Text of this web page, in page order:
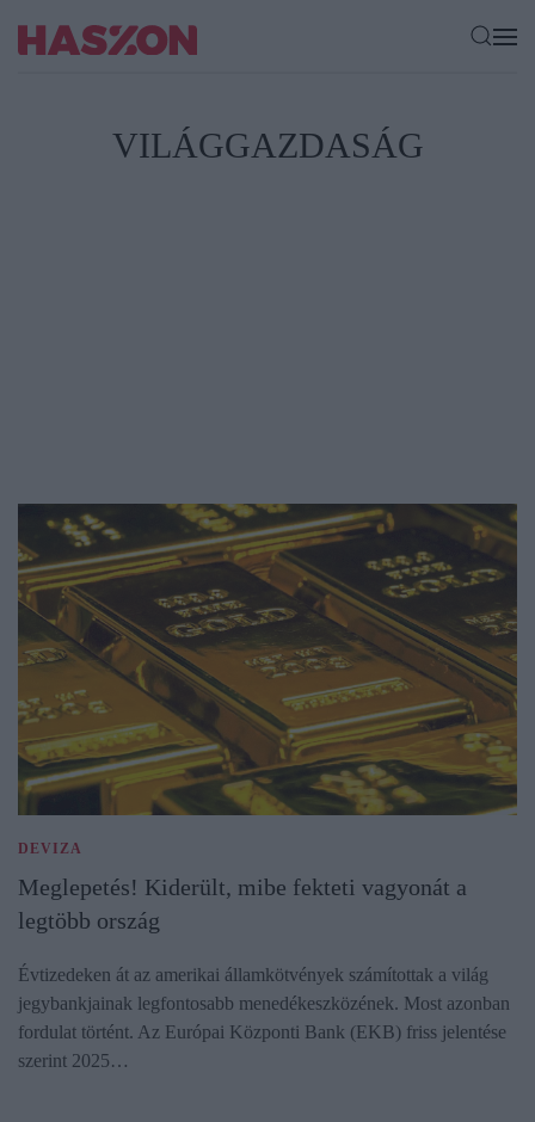
VILÁGGAZDASÁG
DEVIZA
Meglepetés! Kiderült, mibe fekteti vagyonát a
legtöbb ország
Évtizedeken át az amerikai államkötvények számítottak a világ
jegybankjainak legfontosabb menedékeszközének. Most azonban
fordulat történt. Az Európai Központi Bank (EKB) friss jelentése
szerint 2025…